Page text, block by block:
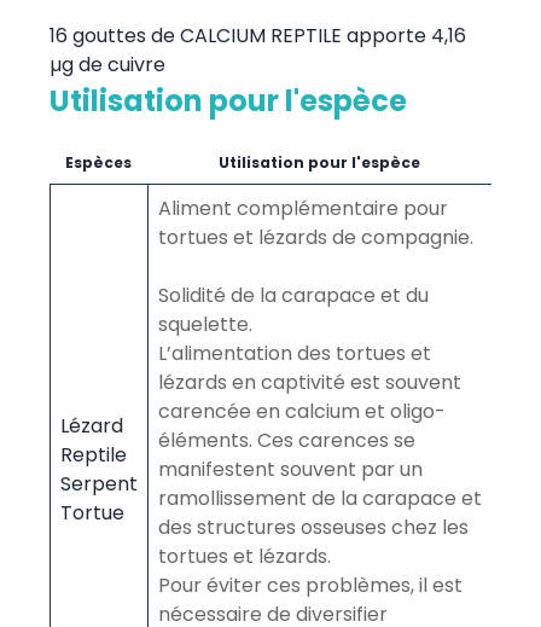
16 gouttes de CALCIUM REPTILE apporte 4,16
µg de cuivre
Utilisation pour l'espèce
Espèces Utilisation pour l'espèce
Lézard
Reptile
Serpent
Tortue
Aliment complémentaire pour
tortues et lézards de compagnie.
Solidité de la carapace et du
squelette.
L’alimentation des tortues et
lézards en captivité est souvent
carencée en calcium et oligo-
éléments. Ces carences se
manifestent souvent par un
ramollissement de la carapace et
des structures osseuses chez les
tortues et lézards.
Pour éviter ces problèmes, il est
nécessaire de diversifier